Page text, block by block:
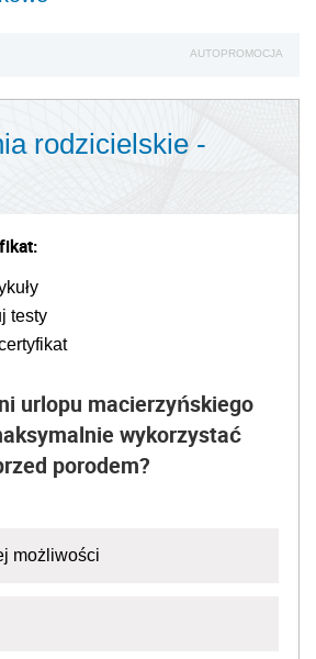
AUTOPROMOCJA
rodzicielskie -
testy
urlopu macierzyńskiego
wykorzystać
porodem?
możliwości